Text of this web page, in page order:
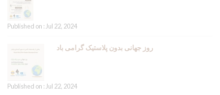
Published on : Jul 22, 2024
روز جهانی بدون پلاستیک گرامی باد
Published on : Jul 22, 2024